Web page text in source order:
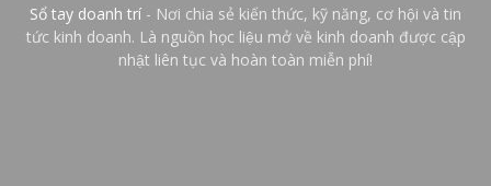
Sổ tay doanh trí - Nơi chia sẻ kiến thức, kỹ năng, cơ hội và tin
tức kinh doanh. Là nguồn học liệu mở về kinh doanh được cập
nhật liên tục và hoàn toàn miễn phí!